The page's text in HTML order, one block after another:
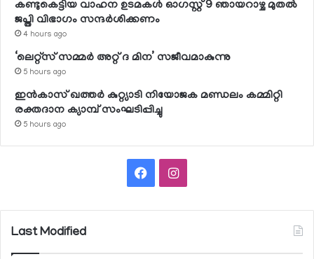
കണ്ടുകെട്ടിയ വാഹന ഉടമകള്‍ ഓഗസ്റ്റ് 9 ഞായറാഴ്ച മുതല്‍
ജപ്തി വിഭാഗം സന്ദര്‍ശിക്കണം
4 hours ago
‘ലെറ്റ്‌സ് സമ്മര്‍ അറ്റ് ദ മിന’ സജീവമാകുന്നു
5 hours ago
ഇന്‍കാസ് ഖത്തര്‍ കുറ്റ്യാടി നിയോജക മണ്ഡലം കമ്മിറ്റി
രക്തദാന ക്യാമ്പ് സംഘടിപ്പിച്ചു
5 hours ago
FacebookInstagram
Last Modified